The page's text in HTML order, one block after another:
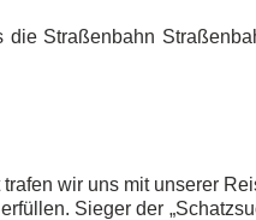
die Straßenbahn
wir uns mit unserer
Sieger der